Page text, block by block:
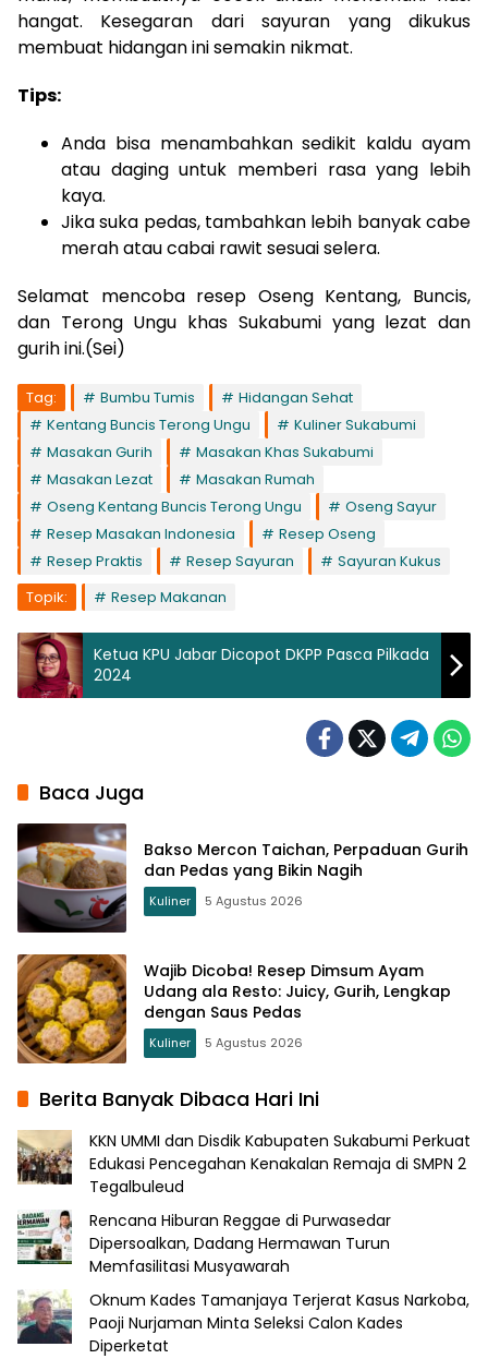
hangat. Kesegaran dari sayuran yang dikukus
membuat hidangan ini semakin nikmat.
Tips:
Anda bisa menambahkan sedikit kaldu ayam
atau daging untuk memberi rasa yang lebih
kaya.
Jika suka pedas, tambahkan lebih banyak cabe
merah atau cabai rawit sesuai selera.
Selamat mencoba resep Oseng Kentang, Buncis,
dan Terong Ungu khas Sukabumi yang lezat dan
gurih ini.(Sei)
Tag: Bumbu Tumis
Hidangan Sehat
Kentang Buncis Terong Ungu
Kuliner Sukabumi
Masakan Gurih
Masakan Khas Sukabumi
Masakan Lezat
Masakan Rumah
Oseng Kentang Buncis Terong Ungu
Oseng Sayur
Resep Masakan Indonesia
Resep Oseng
Resep Praktis
Resep Sayuran
Sayuran Kukus
Topik:
Resep Makanan
Ketua KPU Jabar Dicopot DKPP Pasca Pilkada
2024
Baca Juga
Bakso Mercon Taichan, Perpaduan Gurih
dan Pedas yang Bikin Nagih
Kuliner 5 Agustus 2026
Wajib Dicoba! Resep Dimsum Ayam
Udang ala Resto: Juicy, Gurih, Lengkap
dengan Saus Pedas
Kuliner 5 Agustus 2026
Berita Banyak Dibaca Hari Ini
KKN UMMI dan Disdik Kabupaten Sukabumi Perkuat
Edukasi Pencegahan Kenakalan Remaja di SMPN 2
Tegalbuleud
Rencana Hiburan Reggae di Purwasedar
Dipersoalkan, Dadang Hermawan Turun
Memfasilitasi Musyawarah
Oknum Kades Tamanjaya Terjerat Kasus Narkoba,
Paoji Nurjaman Minta Seleksi Calon Kades
Diperketat